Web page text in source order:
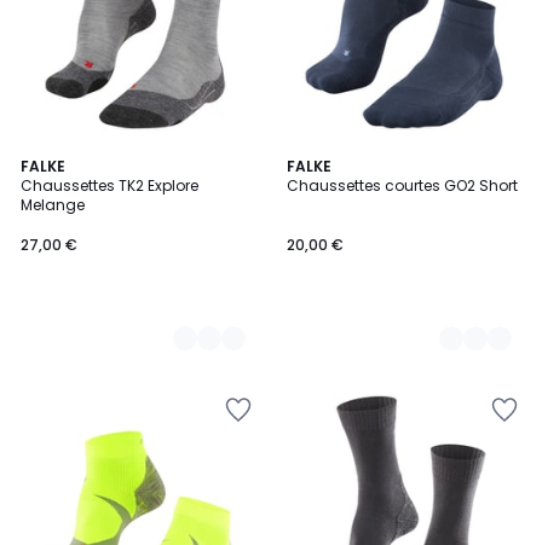
FALKE
Chaussettes TK2 Explore
Melange
27,00 €
4
Couleurs
FALKE
Chaussettes courtes GO2 Short
20,00 €
4
Couleurs